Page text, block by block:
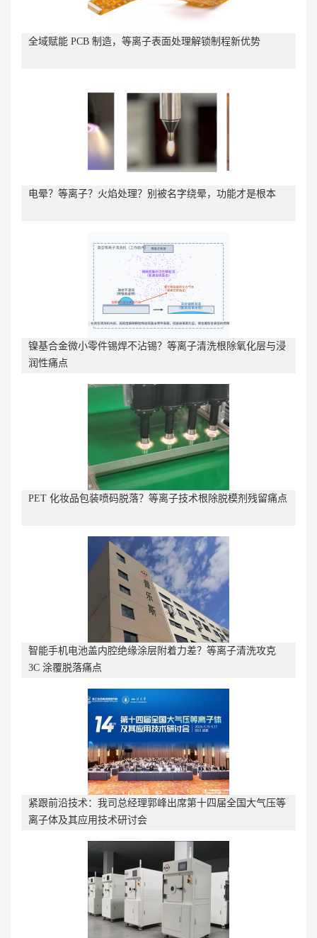
全域赋能 PCB 制造，等离子表面处理解锁制程新优势
电晕？等离子？火焰处理？别被名字绕晕，功能才是根本
镍基合金微小零件锡焊不沾锡？等离子清洗根除氧化层与浸
润性痛点
PET 化妆品包装喷码脱落？等离子技术根除脱模剂残留痛点
智能手机电池盖内腔绝缘涂层附着力差？等离子清洗攻克
3C 涂覆脱落痛点
紧跟前沿技术：我司总经理郭峰出席第十四届全国大气压等
离子体及其应用技术研讨会